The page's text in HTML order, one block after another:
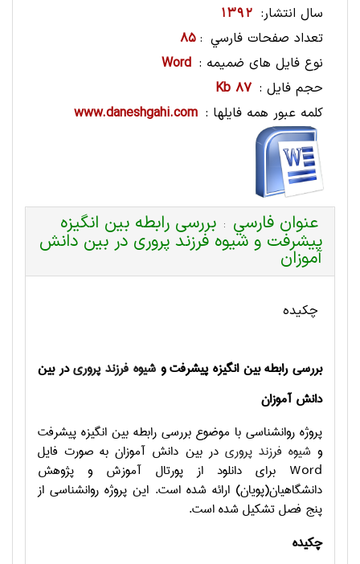
سال انتشار: 1392
تعداد صفحات فارسي :
85
نوع فایل های ضمیمه : Word
حجم فایل : 87 Kb
کلمه عبور همه فایلها : www.daneshgahi.com
عنوان فارسي : بررسی رابطه بین انگیزه
پیشرفت و شیوه فرزند پروری در بین دانش
آموزان
چکیده
بررسی رابطه بین انگیزه پیشرفت وشیوه فرزند پروریدر بین
دانش آموزان
پروژه روانشناسی با موضوع بررسی رابطه بین انگیزه پیشرفت
وشیوه فرزند پروری در بین دانش آموزان به صورت فایل
Word برای دانلود از پورتال آموزش و پژوهش
دانشگاهیان(پویان) ارائه شده است. این پروژه روانشناسی از
پنج فصل تشکیل شده است.
چکیده